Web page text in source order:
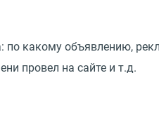
по какому объявлению,
провел на сайте и т.д.